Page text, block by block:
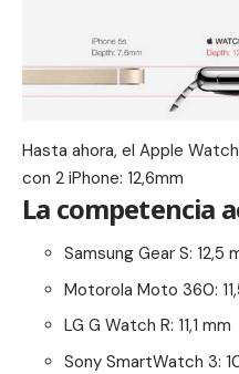
Hasta ahora, el Apple
con 2 iPhone: 12,6mm
La competencia
Samsung Gear S: 12,5
Motorola Moto 360:
LG G Watch R: 11,1 mm
Sony SmartWatch 3: